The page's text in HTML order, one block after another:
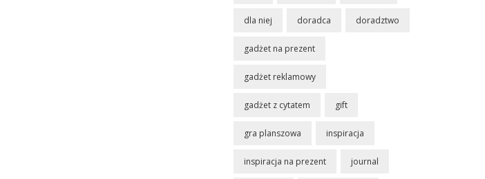
dla niej doradca doradztwo
gadżet na prezent
gadżet reklamowy
gadżet z cytatem gift
gra planszowa inspiracja
inspiracja na prezent journal